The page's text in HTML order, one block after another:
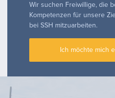
Wir suchen Freiwillige, die
Kompetenzen für unsere
bei SSH mitzuarbeiten.
Ich möchte mich